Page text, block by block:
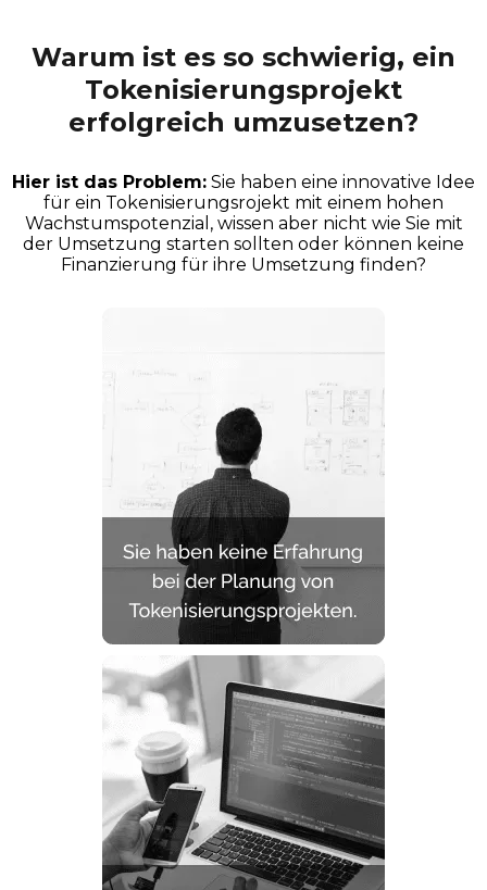
Warum ist es so schwierig, ein
Tokenisierungsprojekt
erfolgreich umzusetzen?
Hier ist das Problem: Sie haben eine innovative Idee
für ein Tokenisierungsrojekt mit einem hohen
Wachstumspotenzial, wissen aber nicht wie Sie mit
der Umsetzung starten sollten oder können keine
Finanzierung für ihre Umsetzung finden?